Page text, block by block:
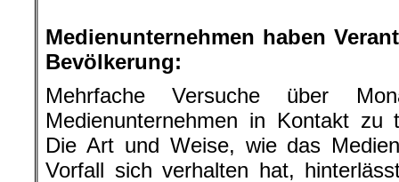
Medienunternehmen haben
Bevölkerung:
Mehrfache Versuche über
Medienunternehmen in Kontakt zu
Die Art und Weise, wie das
Vorfall sich verhalten hat,